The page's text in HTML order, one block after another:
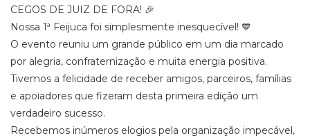
CEGOS DE JUIZ DE FORA! 🎉
Nossa 1ª Feijuca foi simplesmente inesquecível! 💙
O evento reuniu um grande público em um dia marcado
por alegria, confraternização e muita energia positiva.
Tivemos a felicidade de receber amigos, parceiros, famílias
e apoiadores que fizeram desta primeira edição um
verdadeiro sucesso.
Recebemos inúmeros elogios pela organização impecável,